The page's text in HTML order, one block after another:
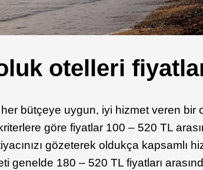
otelleri
her bütçeye uygun, iyi hizmet veren bir
kriterlere göre fiyatlar 100 – 520 TL
gözeterek oldukça kapsamlı
genelde 180 – 520 TL fiyatları